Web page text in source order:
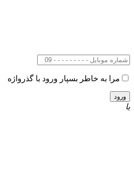
مرا به خاطر بسپار ورود با گذرواژه
یا